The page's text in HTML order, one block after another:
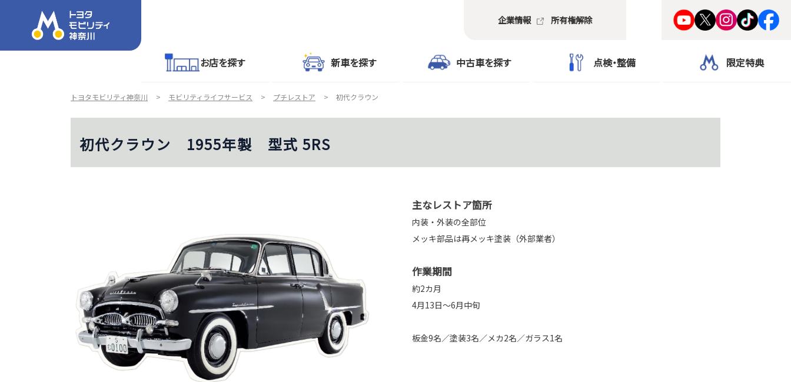
お店を探す 新車を探す 中古車を探す 点検・整備 限定特典
企業情報 所有権解除
トヨタモビリティ神奈川 モビリティライフサービス プチレストア 初代クラウン
初代クラウン 1955年製 型式 5RS
主なレストア箇所
内装・外装の全部位
メッキ部品は再メッキ塗装（外部業者）
作業期間
約2カ月
4月13日～6月中旬
板金9名／塗装3名／メカ2名／ガラス1名